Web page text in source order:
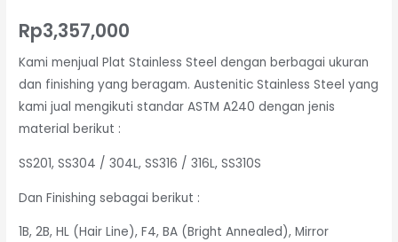
Rp3,357,000
Kami menjual Plat Stainless Steel dengan berbagai ukuran
dan finishing yang beragam. Austenitic Stainless Steel yang
kami jual mengikuti standar ASTM A240 dengan jenis
material berikut :
SS201, SS304 / 304L, SS316 / 316L, SS310S
Dan Finishing sebagai berikut :
1B, 2B, HL (Hair Line), F4, BA (Bright Annealed), Mirror